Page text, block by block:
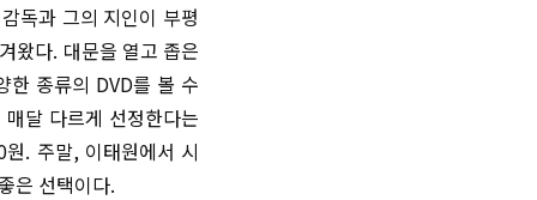
독과 그의 지인이 부평
왔다. 대문을 열고 좁은
한 종류의 DVD를 볼 수
달 다르게 선정한다는
. 주말, 이태원에서 시
은 선택이다.